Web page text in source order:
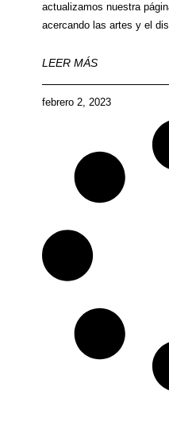
actualizamos nuestra
acercando las artes y el
LEER MÁS
febrero 2, 2023